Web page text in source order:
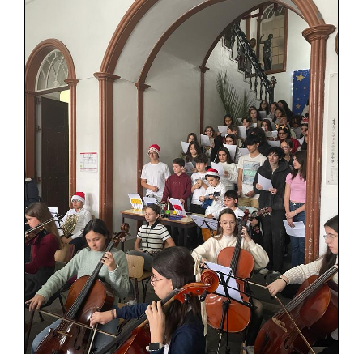
Clubes Escolares
Matrículas
ESAQ
@parlamentodosjovens_esaq
@esaq.erasmus
@oficina.do.largo
@clube_robotica.esaq
ESCOLA
ALUNOS